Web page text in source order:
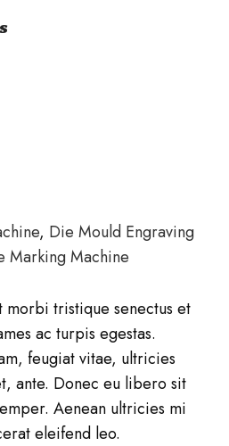
, Die Mould Engraving
Marking Machine
morbi tristique senectus et
ac turpis egestas.
feugiat vitae, ultricies
ante. Donec eu libero sit
Aenean ultricies mi
eleifend leo.